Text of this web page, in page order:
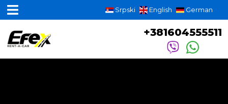
Srpski English German
+381604555511